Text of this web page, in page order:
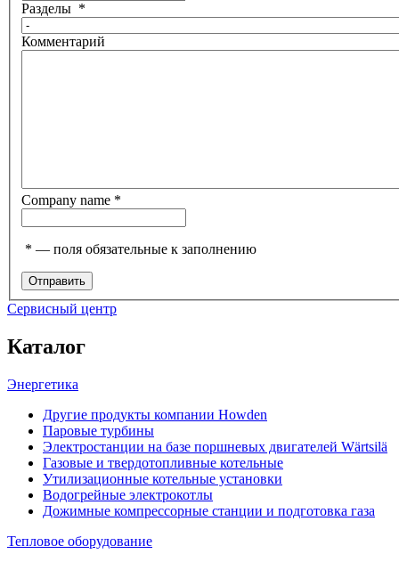
Разделы *
Комментарий
Company name *
* — поля обязательные к заполнению
Сервисный центр
Каталог
Энергетика
Другие продукты компании Howden
Паровые турбины
Электростанции на базе поршневых двигателей Wärtsilä
Газовые и твердотопливные котельные
Утилизационные котельные установки
Водогрейные электрокотлы
Дожимные компрессорные станции и подготовка газа
Тепловое оборудование